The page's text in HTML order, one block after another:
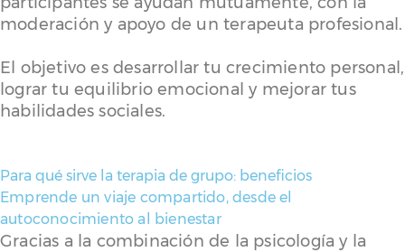
moderación y apoyo de un terapeuta profesional.
El objetivo es desarrollar tu crecimiento personal,
lograr tu equilibrio emocional y mejorar tus
habilidades sociales.
Para qué sirve la terapia de grupo: beneficios
Emprende un viaje compartido, desde el
autoconocimiento al bienestar
Gracias a la combinación de la psicología y la